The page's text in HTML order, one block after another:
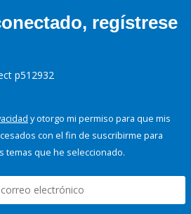
regístrese
p512932
y otorgo mi permiso para que mis
con el fin de suscribirme para
temas que he seleccionado.